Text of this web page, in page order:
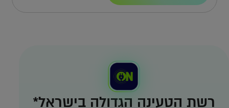
רשת הטעינה הגדולה בישראל*